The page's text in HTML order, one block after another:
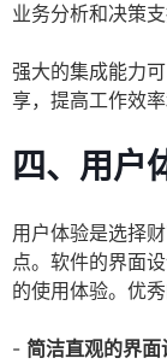
业务分析和决策支
强大的集成能力
享，提高工作效率
四、用户
用户体验是选择
点。软件的界面
的使用体验。优
- 简洁直观的界面